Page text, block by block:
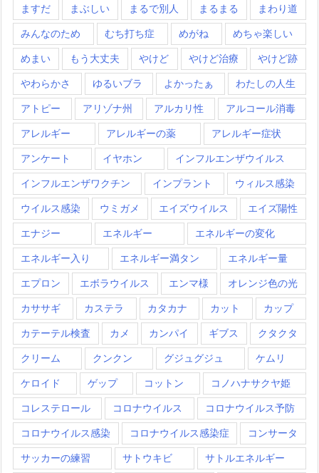
ますだ まぶしい まるで別人 まるまる まわり道
みんなのため むち打ち症 めがね めちゃ楽しい
めまい もう大丈夫 やけど やけど治療 やけど跡
やわらかさ ゆるいブラ よかったぁ わたしの人生
アトピー アリゾナ州 アルカリ性 アルコール消毒
アレルギー アレルギーの薬 アレルギー症状
アンケート イヤホン インフルエンザウイルス
インフルエンザワクチン インプラント ウィルス感染
ウイルス感染 ウミガメ エイズウイルス エイズ陽性
エナジー エネルギー エネルギーの変化
エネルギー入り エネルギー満タン エネルギー量
エプロン エボラウイルス エンマ様 オレンジ色の光
カササギ カステラ カタカナ カット カップ
カテーテル検査 カメ カンパイ ギブス クタクタ
クリーム クンクン グジュグジュ ケムリ
ケロイド ゲップ コットン コノハナサクヤ姫
コレステロール コロナウイルス コロナウイルス予防
コロナウイルス感染 コロナウイルス感染症 コンサータ
サッカーの練習 サトウキビ サトルエネルギー